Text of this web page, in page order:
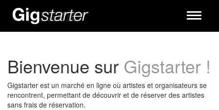
Toggle
Bienvenue sur Gigstarter !
Gigstarter est un marché en ligne où artistes et organisateurs se
rencontrent, permettant de découvrir et de réserver des artistes
sans frais de réservation.